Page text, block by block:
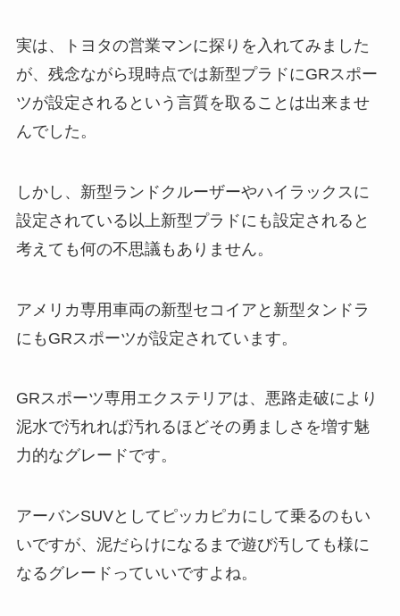
実は、トヨタの営業マンに探りを入れてみました
が、残念ながら現時点では新型プラドにGRスポー
ツが設定されるという言質を取ることは出来ませ
んでした。
しかし、新型ランドクルーザーやハイラックスに
設定されている以上新型プラドにも設定されると
考えても何の不思議もありません。
アメリカ専用車両の新型セコイアと新型タンドラ
にもGRスポーツが設定されています。
GRスポーツ専用エクステリアは、悪路走破により
泥水で汚れれば汚れるほどその勇ましさを増す魅
力的なグレードです。
アーバンSUVとしてピッカピカにして乗るのもい
いですが、泥だらけになるまで遊び汚しても様に
なるグレードっていいですよね。